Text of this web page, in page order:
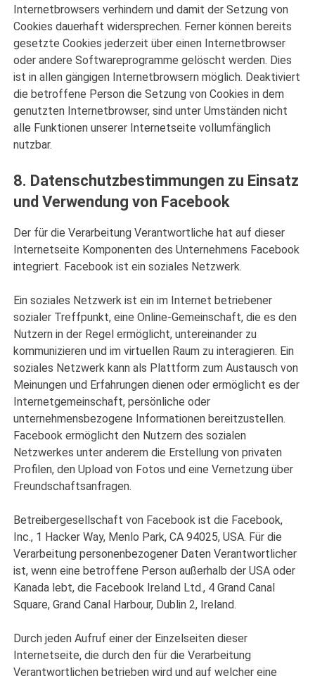
Internetbrowsers verhindern und damit der Setzung von
Cookies dauerhaft widersprechen. Ferner können bereits
gesetzte Cookies jederzeit über einen Internetbrowser
oder andere Softwareprogramme gelöscht werden. Dies
ist in allen gängigen Internetbrowsern möglich. Deaktiviert
die betroffene Person die Setzung von Cookies in dem
genutzten Internetbrowser, sind unter Umständen nicht
alle Funktionen unserer Internetseite vollumfänglich
nutzbar.
8. Datenschutzbestimmungen zu Einsatz
und Verwendung von Facebook
Der für die Verarbeitung Verantwortliche hat auf dieser
Internetseite Komponenten des Unternehmens Facebook
integriert. Facebook ist ein soziales Netzwerk.
Ein soziales Netzwerk ist ein im Internet betriebener
sozialer Treffpunkt, eine Online-Gemeinschaft, die es den
Nutzern in der Regel ermöglicht, untereinander zu
kommunizieren und im virtuellen Raum zu interagieren. Ein
soziales Netzwerk kann als Plattform zum Austausch von
Meinungen und Erfahrungen dienen oder ermöglicht es der
Internetgemeinschaft, persönliche oder
unternehmensbezogene Informationen bereitzustellen.
Facebook ermöglicht den Nutzern des sozialen
Netzwerkes unter anderem die Erstellung von privaten
Profilen, den Upload von Fotos und eine Vernetzung über
Freundschaftsanfragen.
Betreibergesellschaft von Facebook ist die Facebook,
Inc., 1 Hacker Way, Menlo Park, CA 94025, USA. Für die
Verarbeitung personenbezogener Daten Verantwortlicher
ist, wenn eine betroffene Person außerhalb der USA oder
Kanada lebt, die Facebook Ireland Ltd., 4 Grand Canal
Square, Grand Canal Harbour, Dublin 2, Ireland.
Durch jeden Aufruf einer der Einzelseiten dieser
Internetseite, die durch den für die Verarbeitung
Verantwortlichen betrieben wird und auf welcher eine